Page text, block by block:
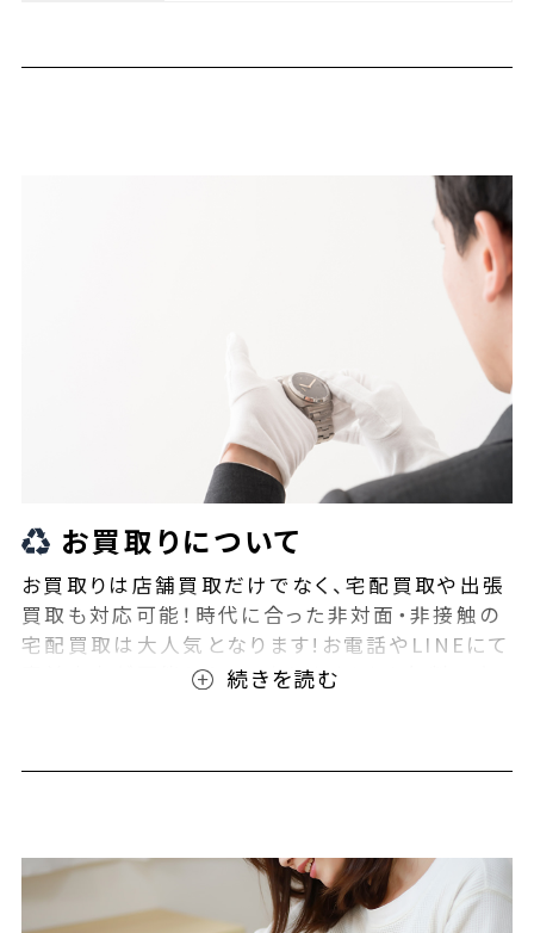
お買取りについて
お買取りは店舗買取だけでなく、宅配買取や出張
買取も対応可能！時代に合った非対面・非接触の
宅配買取は大人気となります!お電話やLINEにて
事前査定が可能となっております！また無料の宅